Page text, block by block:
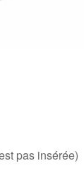
pas insérée)